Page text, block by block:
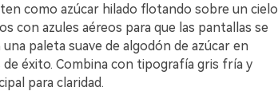
como azúcar hilado flotando sobre un cielo
con azules aéreos para que las pantallas se
paleta suave de algodón de azúcar en
éxito. Combina con tipografía gris fría y
para claridad.